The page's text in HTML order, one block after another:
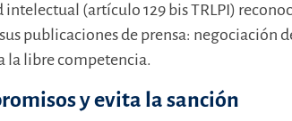
(artículo 129 bis TRLPI)
publicaciones de prensa: negociación
la libre competencia.
y evita la sanción